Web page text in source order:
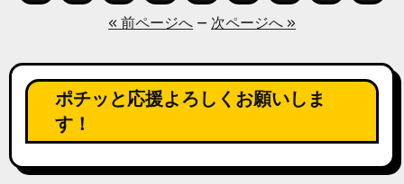
の
ペ
ジ
« 前ページへ — 次ページへ »
ポチッと応援よろしくお願いしま
す！